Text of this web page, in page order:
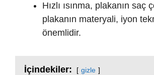
Hızlı ısınma, plakanın saç
plakanın materyali, iyon
önemlidir.
İçindekiler: gizle